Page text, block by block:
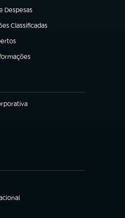
Despesas
aba)
Classificadas
aba)
aba)
aba)